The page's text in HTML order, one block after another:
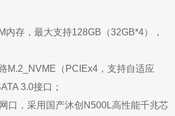
存，最大支持128GB（32GB*4），
M.2_NVME（PCIEx4，支持自适应
3.0接口；
口，采用国产沐创N500L高性能千兆芯